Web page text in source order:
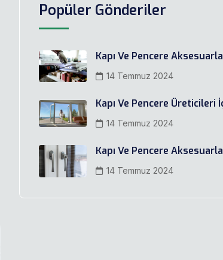
Popüler Gönderiler
Kapı Ve Pencere
14 Temmuz 2024
Kapı Ve Pencere Üreticileri
14 Temmuz 2024
Kapı Ve Pencere
14 Temmuz 2024